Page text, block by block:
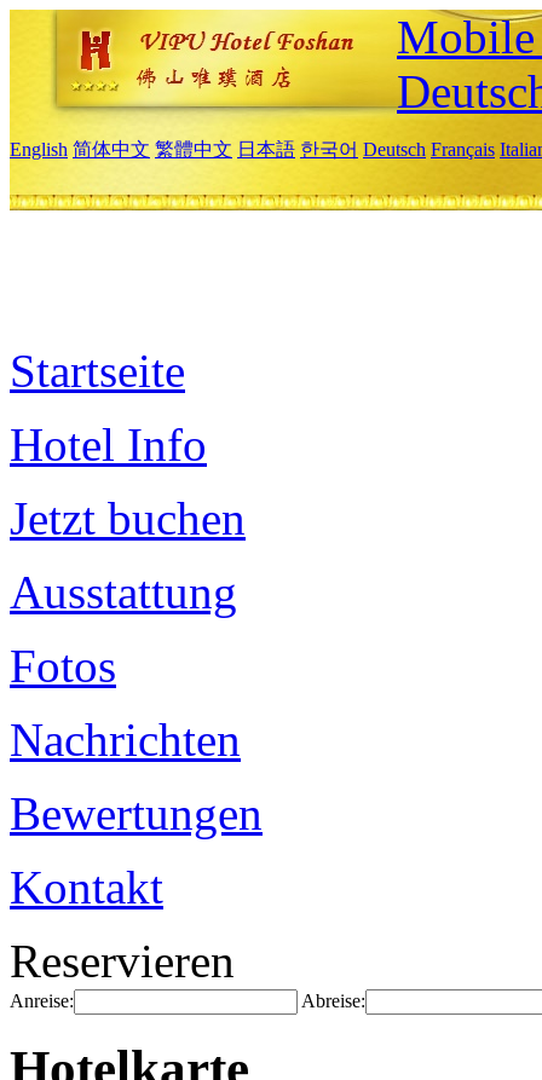
English 简体中文 繁體中文 日本語 한국어 Deutsch Français
Startseite
Hotel Info
Jetzt buchen
Ausstattung
Fotos
Nachrichten
Bewertungen
Kontakt
Reservieren
Anreise: Abreise:
Hotelkarte